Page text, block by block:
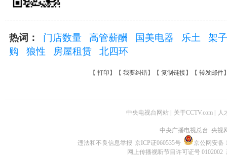
热词： 门店数量 高管薪酬 国美电器 乐土
架
购
狼性 房屋租赁 北四环
【 打印 】【 我要纠错】【 复制链接】【 转发邮件
中央电视台网站 关于CCTV.com 人
中央广播电视总台 央视
违法和不良信息举报 京ICP证060535号
京公网安备
网上传播视听节目许可证号 0102002